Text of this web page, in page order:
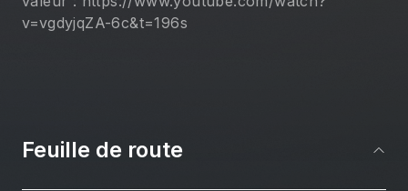
v=vgdyjqZA-6c&t=196s
Feuille de route